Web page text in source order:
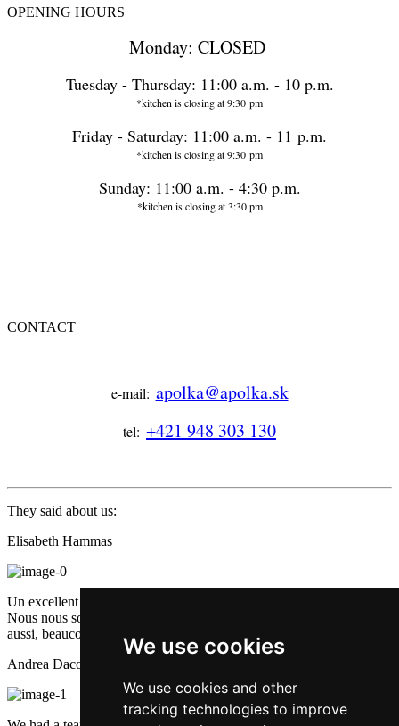
We use cookies
We use cookies and other
tracking technologies to improve
OPENING HOURS
Monday: CLOSED
Tuesday - Thursday: 11:00 a.m. - 10 p.m.
*kitchen is closing at 9:30 pm
Friday - Saturday: 11:00 a.m. - 11 p.m.
*kitchen is closing at 9:30 pm
Sunday: 11:00 a.m. - 4:30 p.m.
*kitchen is closing at 3:30 pm
CONTACT
e-mail: apolka@apolka.sk
tel: +421 948 303 130
They said about us:
Elisabeth Hammas
Un excellent restaurant, avec des mets bien cuisinés et très bons.
Nous nous sommes vraiment régalés. Et le service était excellent
aussi, beaucoup de bonne humeur et d'attention. Une petite pépite.
Andrea Dacova